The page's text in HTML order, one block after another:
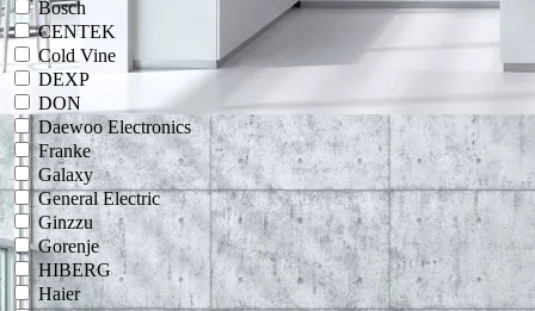
Bosch
CENTEK
Cold Vine
DEXP
DON
Daewoo Electronics
Franke
Galaxy
General Electric
Ginzzu
Gorenje
HIBERG
Haier